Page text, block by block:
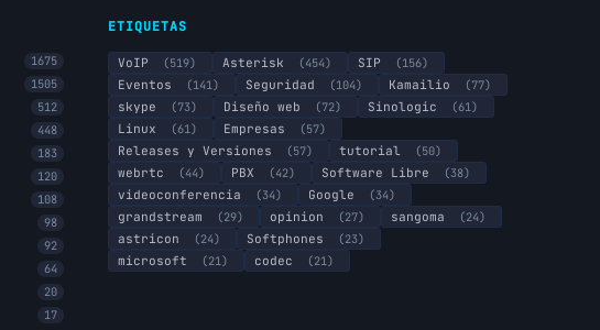
1675
1505
512
448
183
120
108
98
92
64
20
17
ETIQUETAS
VoIP (519) Asterisk (454) SIP
(156)
Eventos
(141) Seguridad (104) Kamailio
(77)
skype
(73) Diseño web (72) Sinologic
(61)
Linux
(61) Empresas
(57)
Releases y Versiones
(57) tutorial
(50)
webrtc
(44) PBX (42) Software Libre
(38)
videoconferencia
(34) Google
(34)
grandstream
(29) opinion (27) sangoma
(24)
astricon
(24) Softphones
(23)
microsoft
(21) codec (21)